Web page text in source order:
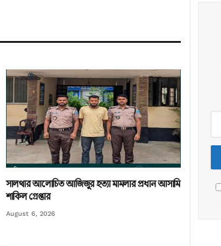
সালথার আলোচিত আজিজুর হত্যা মামলার প্রধান আসামি
শাকিল গ্রেপ্তার
August 6, 2026